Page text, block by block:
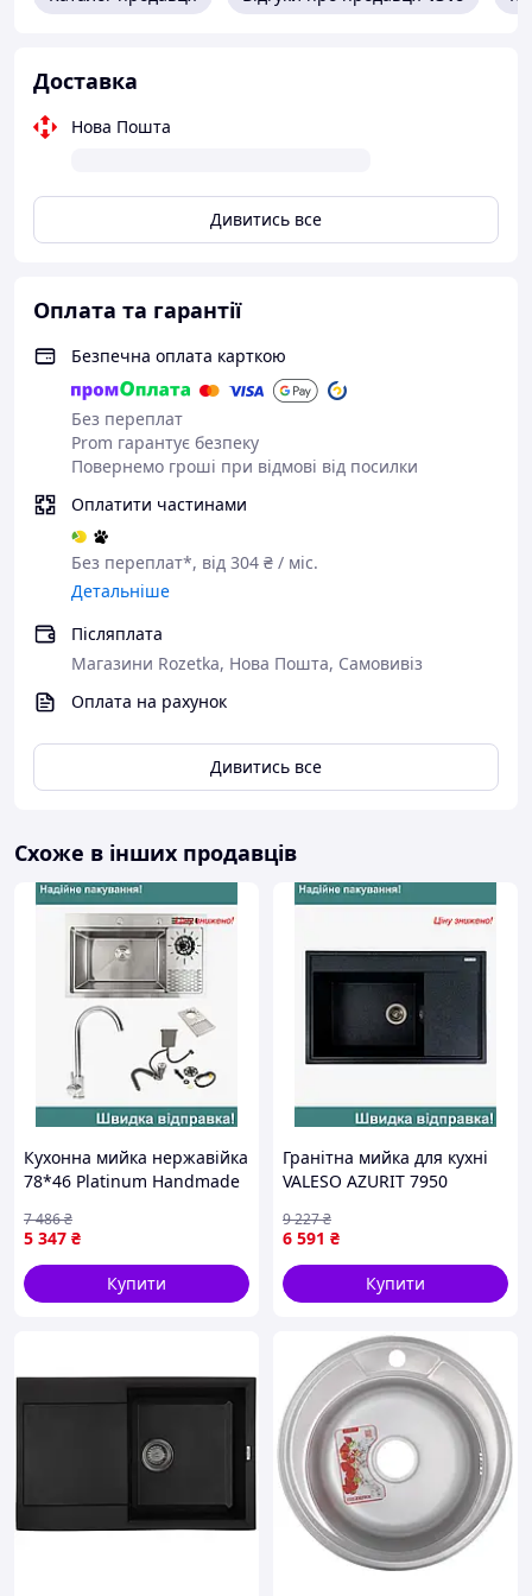
Доставка
Нова Пошта
Дивитись все
Оплата та гарантії
Безпечна оплата карткою
Без переплат
Prom гарантує безпеку
Повернемо гроші при відмові від посилки
Оплатити частинами
Без переплат*, від 304 ₴ / міс.
Детальніше
Післяплата
Магазини Rozetka, Нова Пошта, Самовивіз
Оплата на рахунок
Дивитись все
Схоже в інших продавців
Кухонна мийка нержавійка
78*46 Platinum Handmade
дозатор та коландер
5 347 ₴
7 486₴
Купити
Гранітна мийка для кухні
VALESO AZURIT 7950
6 591 ₴
9 227₴
Купити